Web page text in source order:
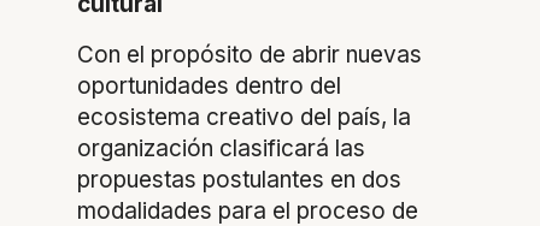
Con el propósito de abrir nuevas
oportunidades dentro del
ecosistema creativo del país, la
organización clasificará las
propuestas postulantes en dos
modalidades para el proceso de